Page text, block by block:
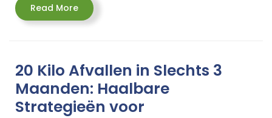
Read MoreRead
More
20 Kilo Afvallen in Slechts 3
Maanden: Haalbare
Strategieën voor